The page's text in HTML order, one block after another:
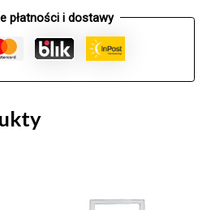
płatności i dostawy